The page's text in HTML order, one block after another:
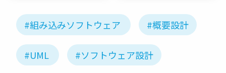
#組み込みソフトウェア #概要設計
#UML #ソフトウェア設計